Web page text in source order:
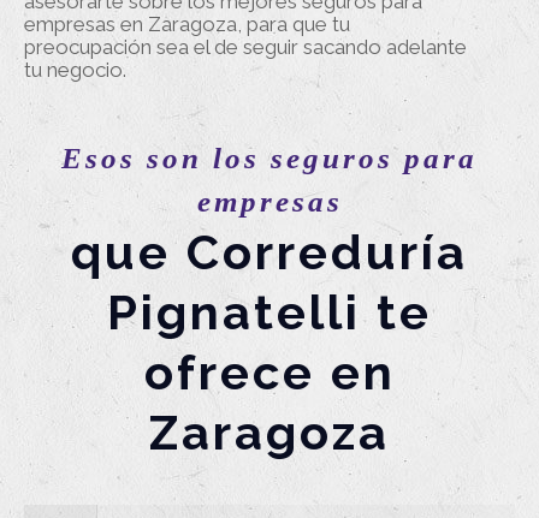
empresas en Zaragoza, para que tu
preocupación sea el de seguir sacando adelante
tu negocio.
Esos son los seguros para
empresas
que Correduría
Pignatelli te
ofrece en
Zaragoza